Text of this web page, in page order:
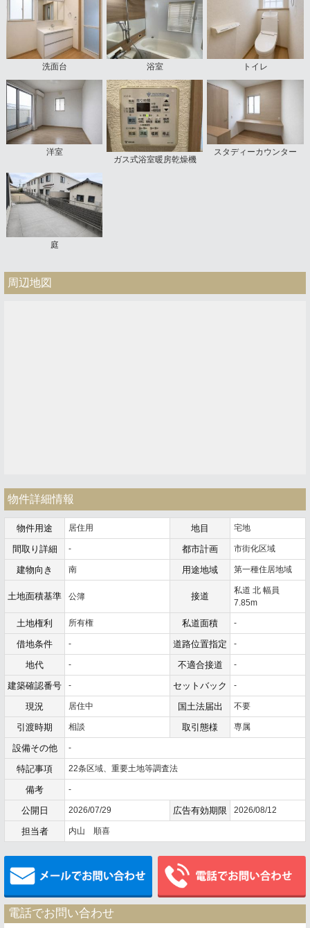
洗面台 浴室 トイレ
洋室
ガス式浴室暖房乾燥機
スタディーカウンター
庭
周辺地図
物件詳細情報
物件用途 居住用 地目 宅地
間取り詳細 - 都市計画 市街化区域
建物向き 南 用途地域 第一種住居地域
土地面積基準 公簿 接道
私道 北 幅員
7.85m
土地権利 所有権 私道面積 -
借地条件 - 道路位置指定 -
地代 - 不適合接道 -
建築確認番号 - セットバック -
現況 居住中 国土法届出 不要
引渡時期 相談 取引態様 専属
設備その他 -
特記事項 22条区域、重要土地等調査法
備考 -
公開日 2026/07/29 広告有効期限 2026/08/12
担当者 内山 順喜
メールでお問い合わせ
電話でお問い合わせ